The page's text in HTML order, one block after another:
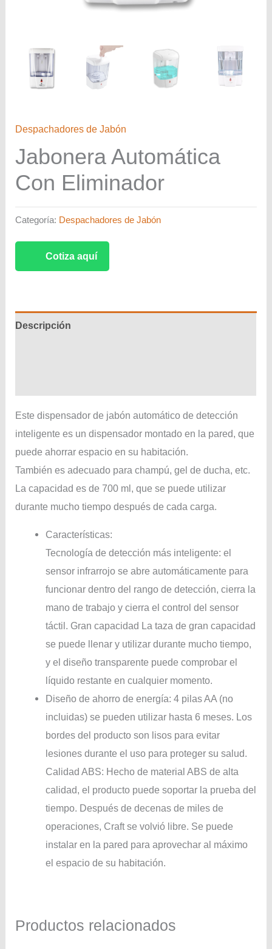
Despachadores de Jabón
Jabonera Automática
Con Eliminador
Categoría: Despachadores de Jabón
Cotiza aquí
Descripción
Este dispensador de jabón automático de detección
inteligente es un dispensador montado en la pared, que
puede ahorrar espacio en su habitación.
También es adecuado para champú, gel de ducha, etc.
La capacidad es de 700 ml, que se puede utilizar
durante mucho tiempo después de cada carga.
Características:
Tecnología de detección más inteligente: el
sensor infrarrojo se abre automáticamente para
funcionar dentro del rango de detección, cierra la
mano de trabajo y cierra el control del sensor
táctil. Gran capacidad La taza de gran capacidad
se puede llenar y utilizar durante mucho tiempo,
y el diseño transparente puede comprobar el
líquido restante en cualquier momento.
Diseño de ahorro de energía: 4 pilas AA (no
incluidas) se pueden utilizar hasta 6 meses. Los
bordes del producto son lisos para evitar
lesiones durante el uso para proteger su salud.
Calidad ABS: Hecho de material ABS de alta
calidad, el producto puede soportar la prueba del
tiempo. Después de decenas de miles de
operaciones, Craft se volvió libre. Se puede
instalar en la pared para aprovechar al máximo
el espacio de su habitación.
Productos relacionados